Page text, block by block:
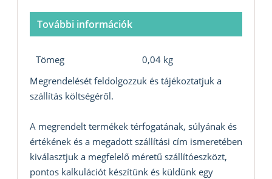
További információk
Tömeg
0,04 kg
Megrendelését feldolgozzuk és tájékoztatjuk a
szállítás költségéről.
A megrendelt termékek térfogatának, súlyának és
értékének és a megadott szállítási cím ismeretében
kiválasztjuk a megfelelő méretű szállítóeszközt,
pontos kalkulációt készítünk és küldünk egy